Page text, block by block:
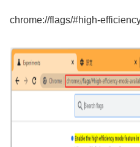
chrome://flags/#high-